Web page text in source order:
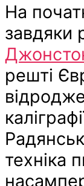
На
завдяки
решті
техніка